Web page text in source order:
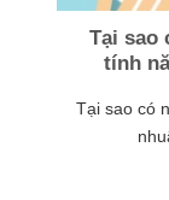
Tại sao
tính
Tại sao có